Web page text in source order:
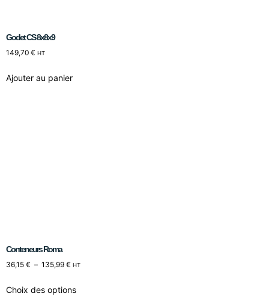
Godet CS 8x8x9
149,70 € HT
Ajouter au panier
Conteneurs Roma
36,15 € – 135,99 € HT
Choix des options